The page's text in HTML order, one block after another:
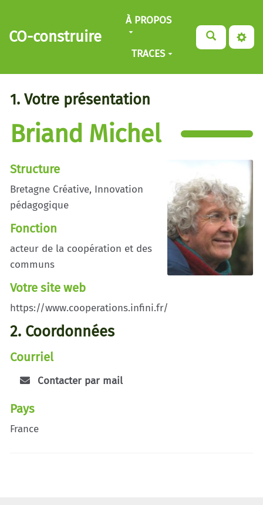
Aller au contenu principal
CO-construire
À PROPOS
TRACES
1. Votre présentation
Briand Michel
Structure
Bretagne Créative, Innovation
pédagogique
Fonction
acteur de la coopération et des
communs
Votre site web
https://www.cooperations.infini.fr/
2. Coordonnées
Courriel
Contacter par mail
Pays
France